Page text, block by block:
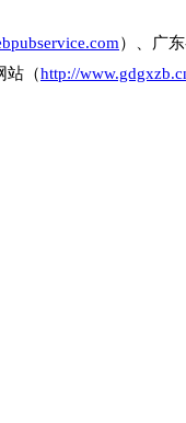
）、广
站（http://